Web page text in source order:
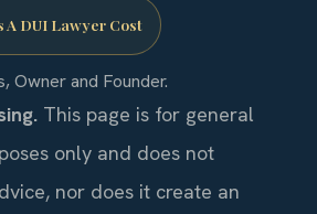
A DUI Lawyer Cost
Owner and Founder.
This page is for general
only and does not
nor does it create an